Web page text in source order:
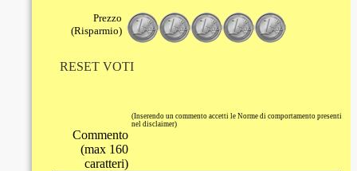
Prezzo
(Risparmio)
RESET VOTI
(Inserendo un commento accetti le Norme di comportamento presenti
nel disclaimer)
Commento
(max 160
caratteri)